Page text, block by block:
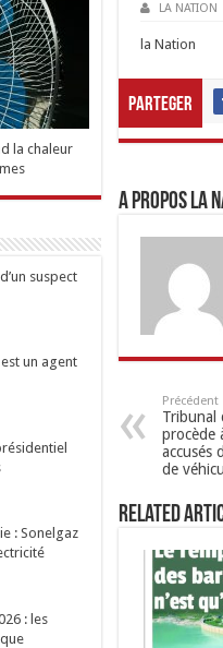
LA NATION
la Nation
Parteger
A propos LA
Précédent
Tribunal
procède
accusés
de
Related
la chaleur
suspect
est un agent
: Sonelgaz
: les